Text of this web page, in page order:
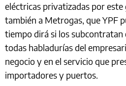
eléctricas privatizadas por
también a Metrogas, que YPF
tiempo dirá si los subcontratan
todas habladurías del
negocio y en el servicio que
importadores y puertos.